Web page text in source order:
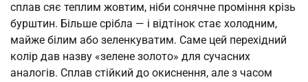
сплав сяє теплим жовтим, ніби сонячне проміння крізь
бурштин. Більше срібла — і відтінок стає холодним,
майже білим або зеленкуватим. Саме цей перехідний
колір дав назву «зелене золото» для сучасних
аналогів. Сплав стійкий до окиснення, але з часом